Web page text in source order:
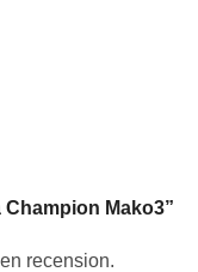
Mako3”
recension.